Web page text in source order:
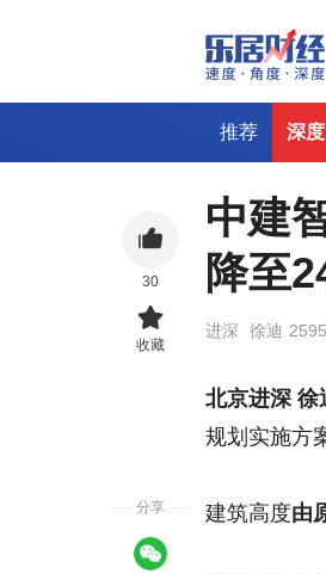
推荐 深度
中建
降至
进深 徐迪
北京进深 徐
规划实施方
建筑高度由
30
收藏
分享